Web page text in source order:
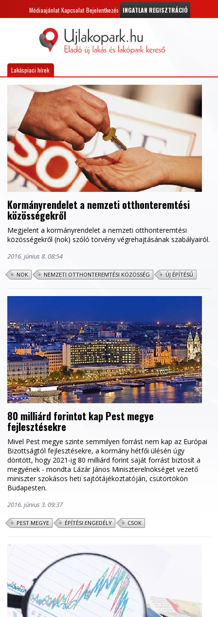
Médiaajánlat Kapcsolat Bejelentkezés INGATLAN REGISZTRÁCIÓ
Lakáspiaci hírek
Kormányrendelet a nemzeti otthonteremtési
közösségekről
Megjelent a kormányrendelet a nemzeti otthonteremtési
közösségekről (nok) szóló törvény végrehajtásának szabályairól.
2016. június 8. 08:54
NOK NEMZETI OTTHONTEREMTÉSI KÖZÖSSÉG ÚJ ÉPÍTÉSŰ
80 milliárd forintot kap Pest megye
fejlesztésekre
Mivel Pest megye szinte semmilyen forrást nem kap az Európai
Bizottságtól fejlesztésekre, a kormány hétfői ülésén úgy
döntött, hogy 2021-ig 80 milliárd forint saját forrást biztosít a
megyének - mondta Lázár János Miniszterelnökséget vezető
miniszter szokásos heti sajtótájékoztatóján, csütörtökön
Budapesten.
2016. június 3. 09:37
PEST MEGYE ÉPÍTÉSI ENGEDÉLY CSOK